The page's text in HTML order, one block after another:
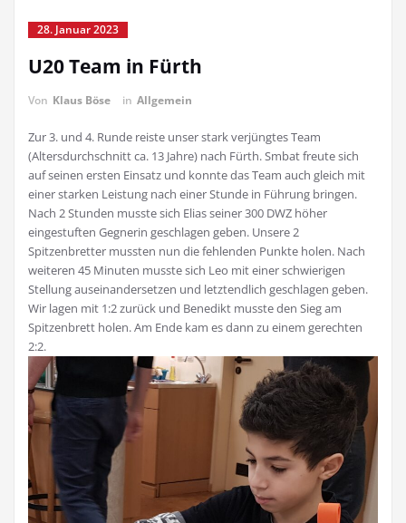
28. Januar 2023
U20 Team in Fürth
Von Klaus Böse in Allgemein
Zur 3. und 4. Runde reiste unser stark verjüngtes Team
(Altersdurchschnitt ca. 13 Jahre) nach Fürth. Smbat freute sich
auf seinen ersten Einsatz und konnte das Team auch gleich mit
einer starken Leistung nach einer Stunde in Führung bringen.
Nach 2 Stunden musste sich Elias seiner 300 DWZ höher
eingestuften Gegnerin geschlagen geben. Unsere 2
Spitzenbretter mussten nun die fehlenden Punkte holen. Nach
weiteren 45 Minuten musste sich Leo mit einer schwierigen
Stellung auseinandersetzen und letztendlich geschlagen geben.
Wir lagen mit 1:2 zurück und Benedikt musste den Sieg am
Spitzenbrett holen. Am Ende kam es dann zu einem gerechten
2:2.